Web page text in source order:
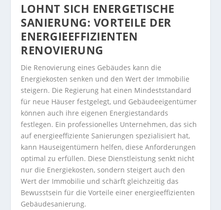
LOHNT SICH ENERGETISCHE
SANIERUNG: VORTEILE DER
ENERGIEEFFIZIENTEN
RENOVIERUNG
Die Renovierung eines Gebäudes kann die
Energiekosten senken und den Wert der Immobilie
steigern. Die Regierung hat einen Mindeststandard
für neue Häuser festgelegt, und Gebäudeeigentümer
können auch ihre eigenen Energiestandards
festlegen. Ein professionelles Unternehmen, das sich
auf energieeffiziente Sanierungen spezialisiert hat,
kann Hauseigentümern helfen, diese Anforderungen
optimal zu erfüllen. Diese Dienstleistung senkt nicht
nur die Energiekosten, sondern steigert auch den
Wert der Immobilie und schärft gleichzeitig das
Bewusstsein für die Vorteile einer energieeffizienten
Gebäudesanierung.